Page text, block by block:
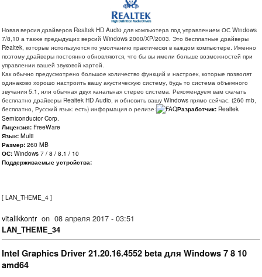
Новая версия драйверов Realtek HD Audio для компьютера под управлением ОС Windows
7/8,10 а также предыдущих версий Windows 2000/XP/2003. Это бесплатные драйверы
Realtek, которые используются по умолчанию практически в каждом компьютере. Именно
поэтому драйверы постоянно обновляются, что бы вы имели больше возможностей при
управлении вашей звуковой картой.
Как обычно предусмотрено большое количество функций и настроек, которые позволят
одинаково хорошо настроить вашу акустическую систему, будь то система объемного
звучания 5.1, или обычная двух канальная стерео система. Рекомендуем вам скачать
бесплатно драйверы Realtek HD Audio, и обновить вашу Windows прямо сейчас. (260 mb,
бесплатно, Русский язык: есть) информация о релизе:
Разработчик: Realtek
Semiconductor Corp.
Лицензия: FreeWare
Язык: Multi
Размер: 260 MB
ОС: Windows 7 / 8 / 8.1 / 10
Поддерживаемые устройства:
[ LAN_THEME_4 ]
vitalikkontron 08 апреля 2017 - 03:51
LAN_THEME_34
Intel Graphics Driver 21.20.16.4552 beta для Windows 7 8 10
amd64